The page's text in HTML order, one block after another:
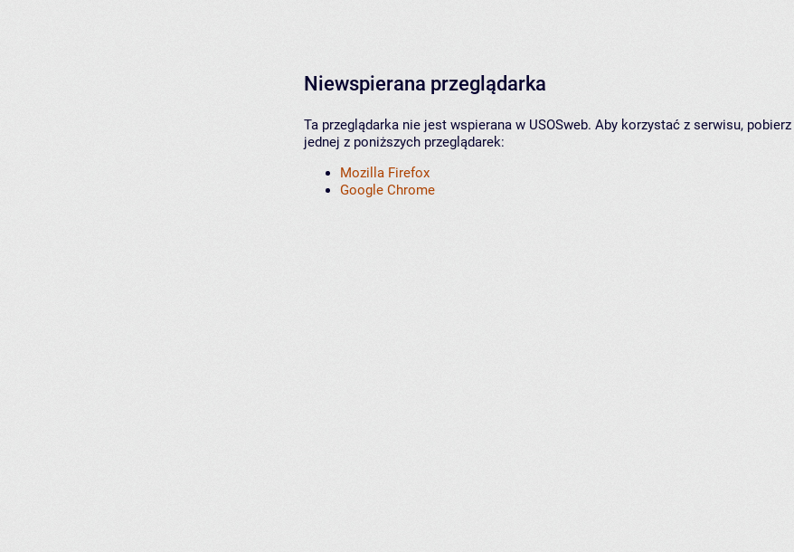
Niewspierana przeglądarka
Ta przeglądarka nie jest wspierana w USOSweb. Aby korzystać z serwisu,
jednej z poniższych przeglądarek:
Mozilla Firefox
Google Chrome